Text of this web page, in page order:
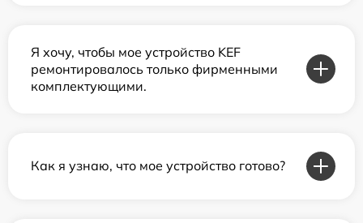
Я хочу, чтобы мое устройство KEF
ремонтировалось только фирменными
комплектующими.
Как я узнаю, что мое устройство готово?